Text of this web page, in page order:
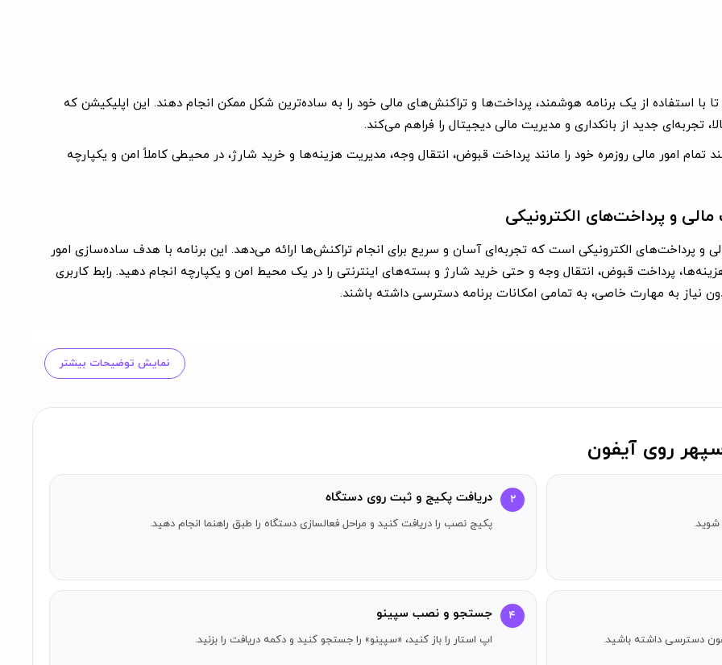
تا با استفاده از یک برنامه هوشمند، پرداخت‌ها و تراکنش‌های مالی خود را به ساده‌ترین شکل ممکن انجام دهند. این اپلیکیشن که
تجربه‌ای جدید از بانکداری و مدیریت مالی دیجیتال را فراهم می‌کند.
تمام امور مالی روزمره خود را مانند پرداخت قبوض، انتقال وجه، مدیریت هزینه‌ها و خرید شارژ، در محیطی کاملاً امن و یکپارچه
و پرداخت‌های الکترونیکی
و پرداخت‌های الکترونیکی است که تجربه‌ای آسان و سریع برای انجام تراکنش‌ها ارائه می‌دهد. این برنامه با هدف ساده‌سازی امور
پرداخت قبوض، انتقال وجه و حتی خرید شارژ و بسته‌های اینترنتی را در یک محیط امن و یکپارچه انجام دهید. رابط کاربری
نیاز به مهارت خاصی، به تمامی امکانات برنامه دسترسی داشته باشند.
است که به کاربران کمک می‌کند تا کنترل دقیقی بر مخارج روزانه و ماهانه خود داشته باشند. این برنامه همچنین
و بدون نیاز به مراجعه به فروشگاه‌ها از این خدمات استفاده کنند. همچنین این برنامه از گزارش‌گیری دقیق پشتیبانی می‌کند، به
داشته باشید. با سپینو صادرات، تجربه‌ای جامع و کارآمد از مدیریت مالی و پرداخت‌های الکترونیکی در دستان شماست.
حضوری به بانک نیست زیرا تمام خدمات مورد نیاز شما در محیطی دیجیتال و کاربرپسند در دسترس است.
نمایش توضیحات بیشتر
روی آیفون
شوید.
۲ دریافت پکیج و ثبت روی دستگاه
پکیج نصب را دریافت کنید و مراحل فعالسازی دستگاه را طبق راهنما انجام دهید.
دسترسی داشته باشید.
۴ جستجو و نصب سپینو
اپ استار را باز کنید، «سپینو» را جستجو کنید و دکمه دریافت را بزنید.